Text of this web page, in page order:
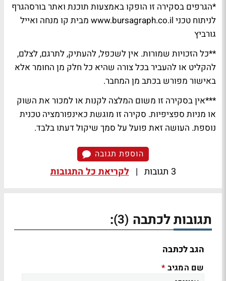
*הגרפים בסקירה זו הופקו באמצעות תוכנת ואתר בורסהגרף
לניתוח טכני www.bursagraph.co.il מבית קו מנחה ואייל
גורביץ
**כל הזכויות שמורות. אין לשכפל, להעתיק, לתרגם, לצלם,
להקליט או להעביר בכל צורה שהיא כל חלק מן החומר אלא
באישור מפורש בכתב מן המחבר.
***אין בסקירה זו משום המלצה לקנות או למכור את השוק
או מניות ספציפיות. סקירה זו מוגשת כאינפורמציה טכנית
נוספת. העושה זאת פועל על סמך שיקול דעתו בלבד.
הוספת תגובה
3 תגובות | לקריאת כל התגובות
תגובות לכתבה (3)
:
הגב לכתבה
שם המגיב *